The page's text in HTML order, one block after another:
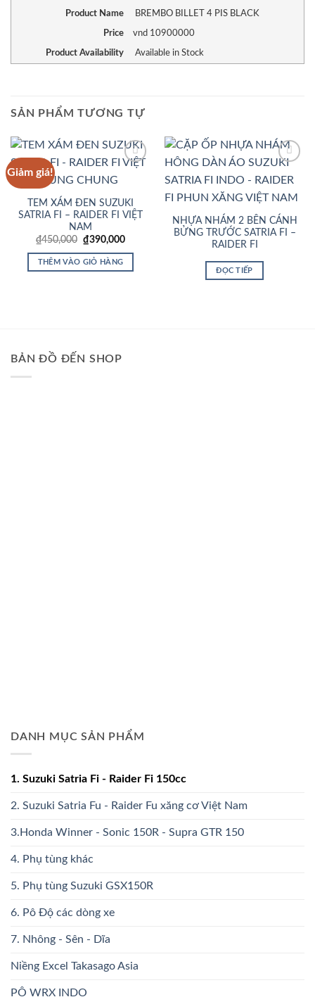
Product Name BREMBO BILLET 4 PIS BLACK
Price vnd 10900000
Product Availability Available in Stock
SẢN PHẨM TƯƠNG TỰ
Giảm giá!
Wishlist
TEM XÁM ĐEN SUZUKI
SATRIA FI – RAIDER FI VIỆT
NAM
₫450,000 Giá
là:
₫450,000.
₫390,000Giá
THÊM VÀO GIỎ HÀNG
Wishlist
NHỰA NHÁM 2 BÊN CÁNH
BỬNG TRƯỚC SATRIA FI –
RAIDER FI
ĐỌC TIẾP
BẢN ĐỒ ĐẾN SHOP
DANH MỤC SẢN PHẨM
1. Suzuki Satria Fi - Raider Fi 150cc
2. Suzuki Satria Fu - Raider Fu xăng cơ Việt Nam
3.Honda Winner - Sonic 150R - Supra GTR 150
4. Phụ tùng khác
5. Phụ tùng Suzuki GSX150R
6. Pô Độ các dòng xe
7. Nhông - Sên - Dĩa
Niềng Excel Takasago Asia
PÔ WRX INDO